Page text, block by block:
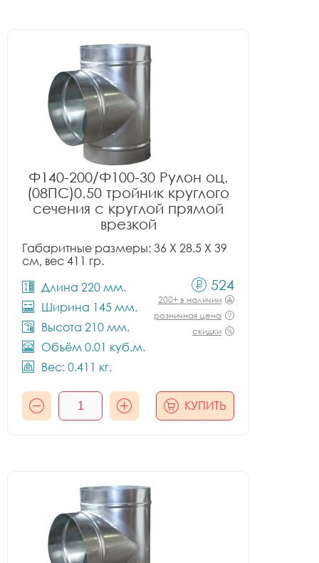
Ф140-200/Ф100-30 Рулон оц.
(08ПС)0.50 тройник круглого
сечения с круглой прямой
врезкой
Габаритные размеры: 36 X 28.5 X 39
см, вес 411 гр.
Длина 220 мм.
Ширина 145 мм.
Высота 210 мм.
Объём 0.01 куб.м.
Вес: 0.411 кг.
524
200+ в наличии
розничная цена
скидки
КУПИТЬ